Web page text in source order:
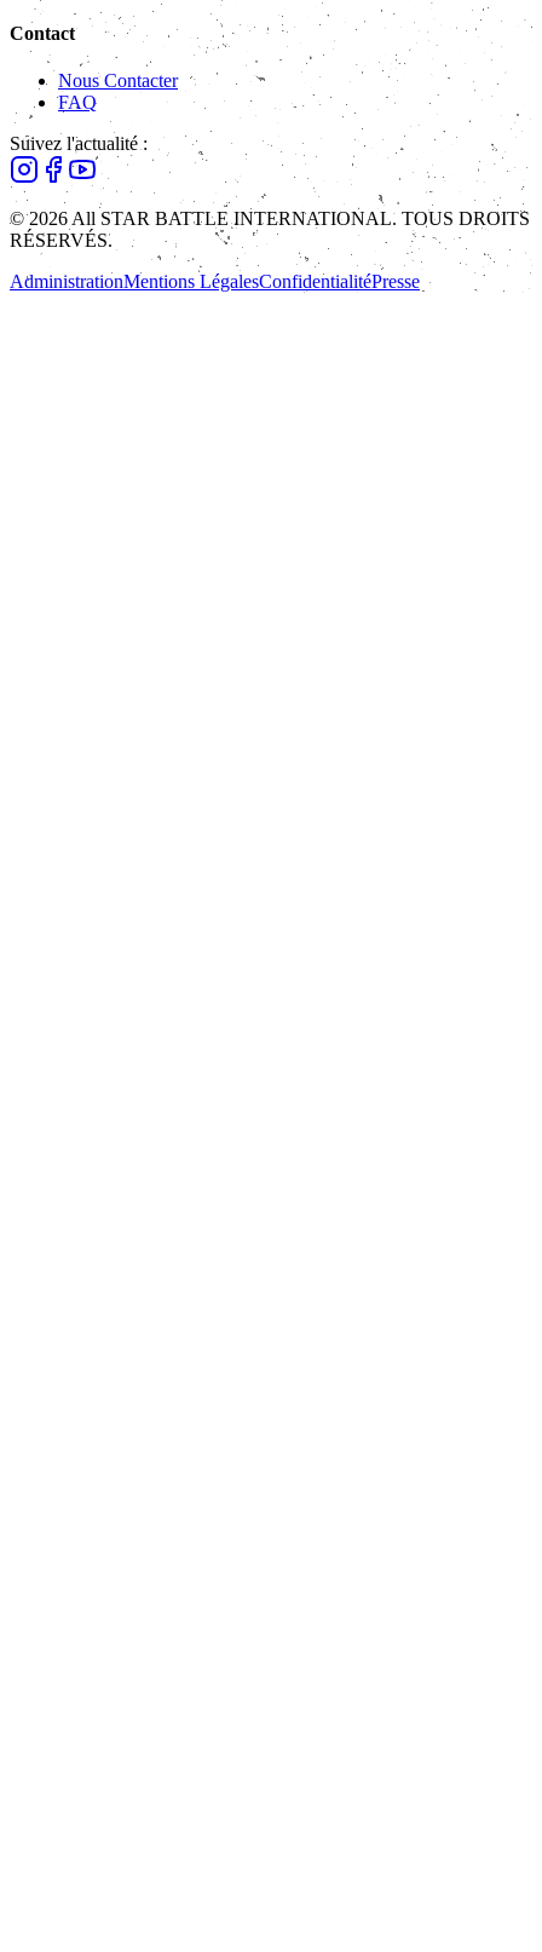
Contact
Nous Contacter
FAQ
Suivez l'actualité :
© 2026 All STAR BATTLE INTERNATIONAL. TOUS DROITS
RÉSERVÉS.
AdministrationMentions LégalesConfidentialitéPresse